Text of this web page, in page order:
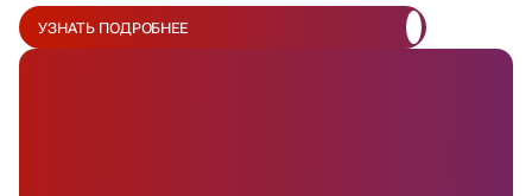
УЗНАТЬ ПОДРОБНЕЕ